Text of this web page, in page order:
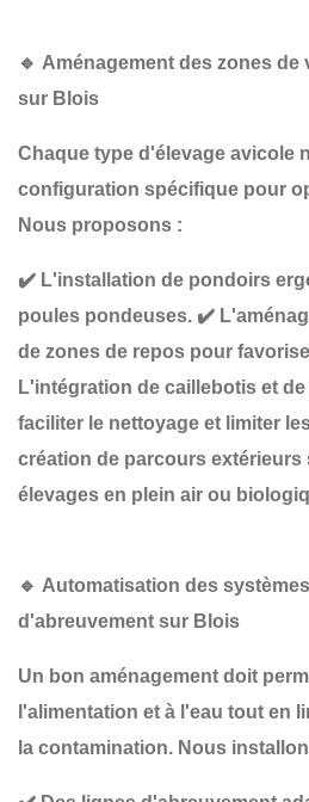
🔹 Aménagement des zones de
sur Blois
Chaque type d'élevage avicole
configuration spécifique pour
Nous proposons :
✔️ L'installation de pondoirs
poules pondeuses. ✔️
de zones de repos pour
L'intégration de caillebotis et
faciliter le nettoyage et limiter
création de parcours extérieurs
élevages en plein air ou
🔹 Automatisation des
d'abreuvement sur Blois
Un bon aménagement doit
l'alimentation et à l'eau tout en
la contamination. Nous